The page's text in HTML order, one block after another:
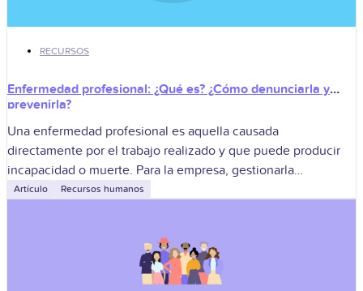
RECURSOS
Enfermedad profesional: ¿Qué es? ¿Cómo denunciarla y
prevenirla?
Una enfermedad profesional es aquella causada
directamente por el trabajo realizado y que puede producir
incapacidad o muerte. Para la empresa, gestionarla
correctamente implica denunciar la sospecha, derivar al
Artículo Recursos humanos